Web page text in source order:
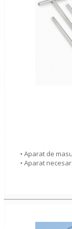
• Aparat de
• Aparat